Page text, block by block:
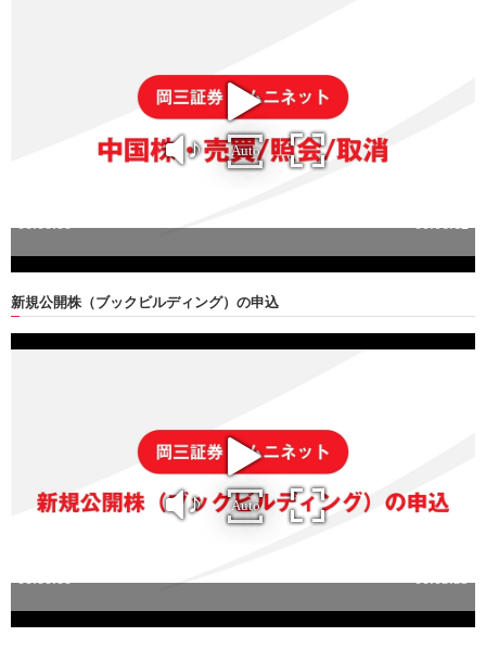
新規公開株 （ブックビルディング）の申込